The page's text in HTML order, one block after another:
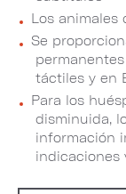
Los animales
Se
táctiles y en
Para los
disminuida,
información
indicaciones